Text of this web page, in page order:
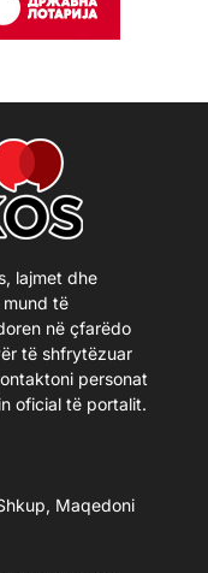
lajmet dhe
të
në çfarëdo
të shfrytëzuar
personat
oficial të portalit.
Maqedoni